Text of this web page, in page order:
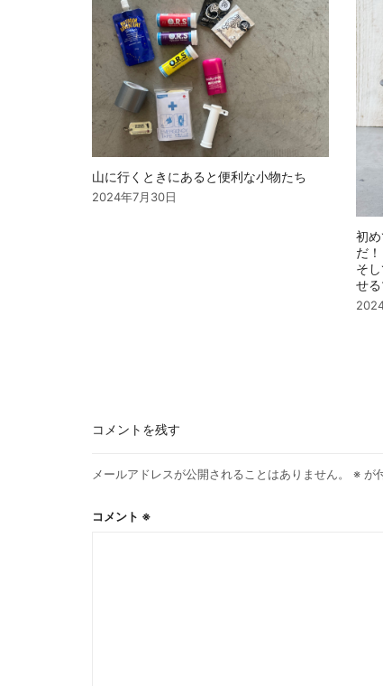
ョ
ン
山に行くときにあると便利な小物たち
2024年7月30日
初
だ
そ
せ
コメントを残す
メールアドレスが公開されることはありません。 ※ が
コメント ※